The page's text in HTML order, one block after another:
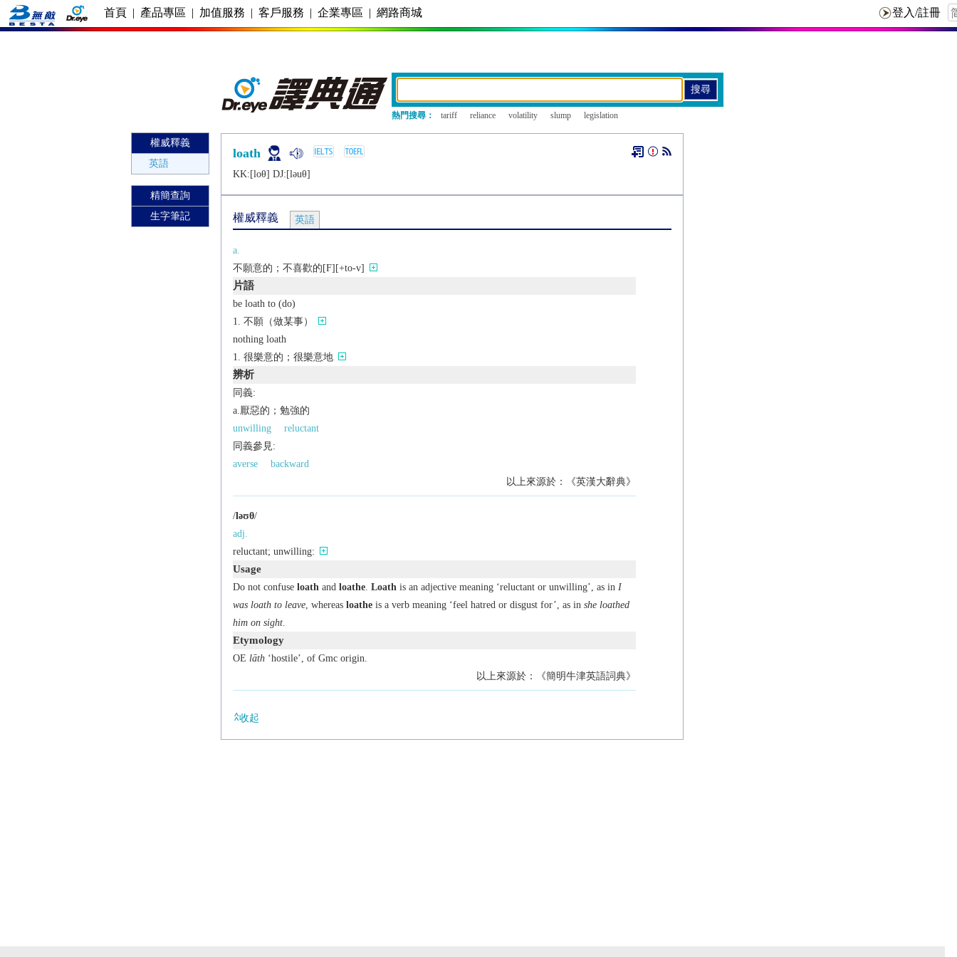
首頁 | 產品專區 | 加值服務 | 客戶服務 | 企業專區 | 網路商城
熱門搜尋： tariff reliance volatility slump legislation
權威釋義
英語
精簡查詢
生字筆記
loath
KK:[loθ] DJ:[lǝuθ]
權威釋義 英語
a.
不願意的；不喜歡的[F][+to-v]
片語
be loath to (do)
不願（做某事）
nothing loath
很樂意的；很樂意地
辨析
同義:
a.厭惡的；勉強的
unwilling
reluctant
同義參見:
averse
backward
以上來源於：《英漢大辭典》
/ləʊθ/
adj.
reluctant; unwilling:
Usage
Do not confuse loath and loathe. Loath is an adjective meaning ‘reluctant or unwilling’, as in I
was loath to leave, whereas loatheis a verb meaning ‘feel hatred or disgust for’, as in she loathed
him on sight.
Etymology
OE lāth‘hostile’, of Gmc origin.
以上來源於：《簡明牛津英語詞典》
收起